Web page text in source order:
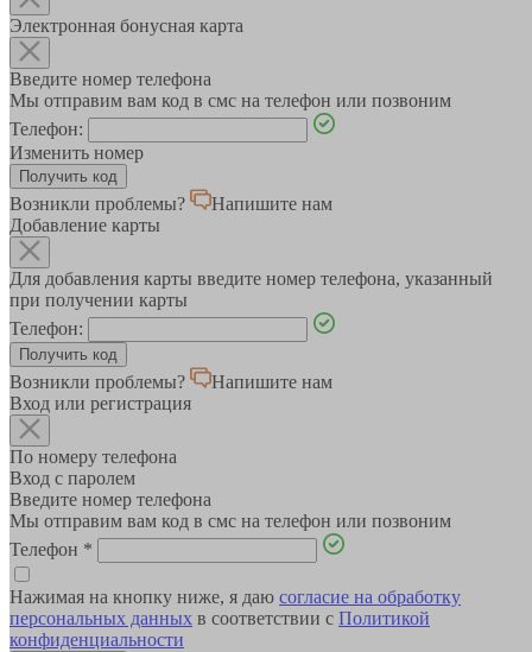
Электронная бонусная карта
Введите номер телефона
Мы отправим вам код в смс на телефон или позвоним
Телефон:
Изменить номер
Возникли проблемы?
Напишите нам
Добавление карты
Для добавления карты введите номер телефона, указанный
при получении карты
Телефон:
Возникли проблемы?
Напишите нам
Вход или регистрация
По номеру телефона
Вход с паролем
Введите номер телефона
Мы отправим вам код в смс на телефон или позвоним
Телефон *
Нажимая на кнопку ниже, я даю согласие на обработку
персональных данных в соответствии с Политикой
конфиденциальности